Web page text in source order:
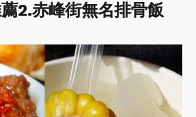
2.赤峰街無名排骨飯